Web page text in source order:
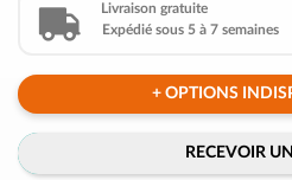
Livraison gratuite
Expédié sous 5 à 7 semaines
+ OPTIONS
RECEVOIR